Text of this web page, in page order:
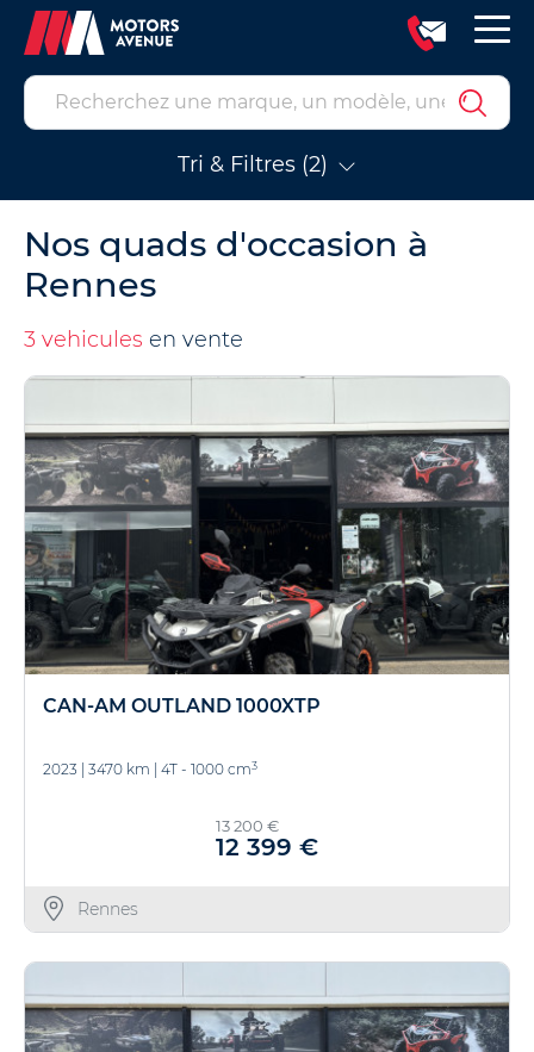
Tri & Filtres (2)
Nos quads d'occasion à
Rennes
3 vehicules en vente
CAN-AM OUTLAND 1000XTP
2023 3470 km 4T - 1000 cm3
13 200 €
12 399 €
Rennes